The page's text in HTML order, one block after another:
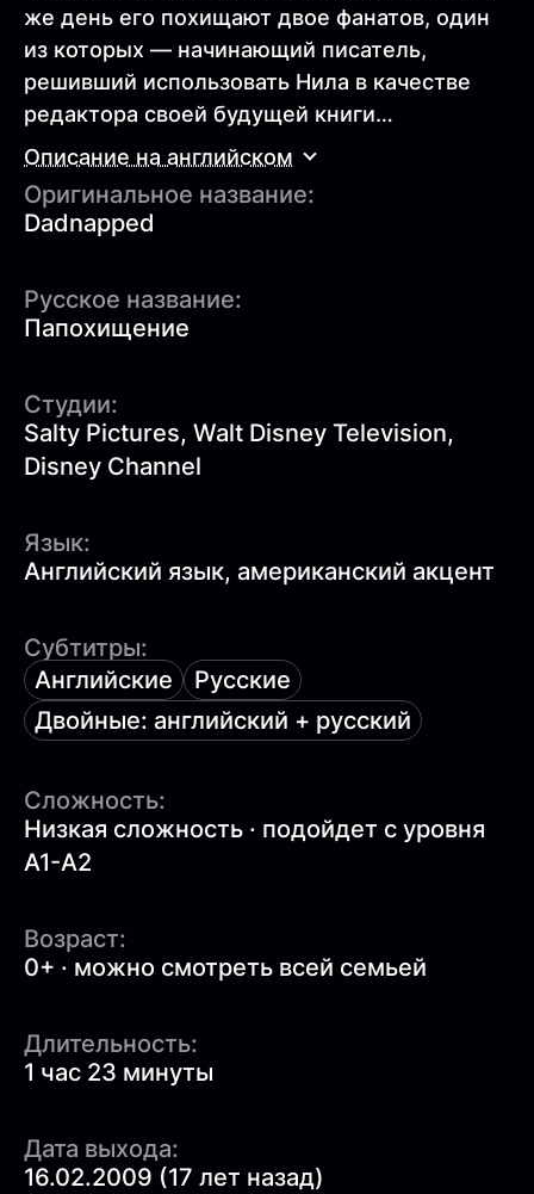
же день его похищают двое фанатов, один
из которых — начинающий писатель,
решивший использовать Нила в качестве
редактора своей будущей книги…
Описание на английском
Оригинальное название:
Dadnapped
Русское название:
Папохищение
Студии:
Salty Pictures, Walt Disney Television,
Disney Channel
Язык:
Английский язык, американский акцент
Субтитры:
Английские
Русские
Двойные: английский + русский
Сложность:
Низкая сложность · подойдет с уровня
A1-A2
Возраст:
0+ · можно смотреть всей семьей
Длительность:
1 час 23 минуты
Дата выхода:
16.02.2009 (17 лет назад)